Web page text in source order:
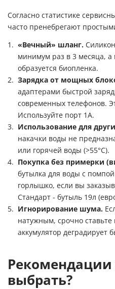
Согласно статистике
часто пренебрегают
«Вечный» шланг.
минимум раз в 3 месяца, а
образуется биопленка.
Зарядка от мощных
адаптерами быстрой
современных телефонов.
Используйте порт 1А.
Использование для
накачки воды не
или горячей воды (>55°C).
Покупка без примерки
бутылка для воды с
горлышко, если вы
Стандарт - бутыль 19л
Игнорирование шума.
натужным, срочно ставьте
аккумулятор деградирует
Рекомендации
выбрать?